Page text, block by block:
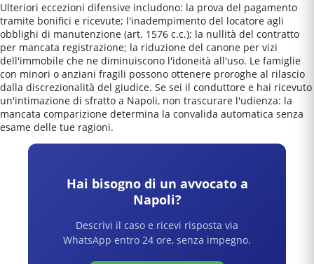
Ulteriori eccezioni difensive includono: la prova del pagamento
tramite bonifici e ricevute; l'inadempimento del locatore agli
obblighi di manutenzione (art. 1576 c.c.); la nullità del contratto
per mancata registrazione; la riduzione del canone per vizi
dell'immobile che ne diminuiscono l'idoneità all'uso. Le famiglie
con minori o anziani fragili possono ottenere proroghe al rilascio
dalla discrezionalità del giudice. Se sei il conduttore e hai ricevuto
un'intimazione di sfratto a Napoli, non trascurare l'udienza: la
mancata comparizione determina la convalida automatica senza
esame delle tue ragioni.
Hai bisogno di un avvocato a
Napoli?
Descrivi il caso e ricevi risposta via
WhatsApp entro 24 ore, senza impegno.